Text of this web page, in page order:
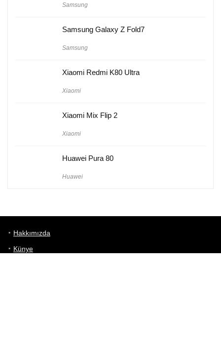
Samsung
Samsung Galaxy Z Fold7
Samsung
Xiaomi Redmi K80 Ultra
Xiaomi
Xiaomi Mix Flip 2
Xiaomi
Huawei Pura 80
Huawei
Hakkımızda
Künye